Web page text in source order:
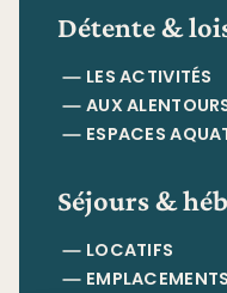
Détente &
LES ACTIVITÉS
AUX
ESPACES
Séjours &
LOCATIFS
EMPLACEMENTS